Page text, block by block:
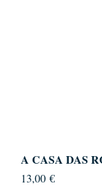
A CASA DAS
13,00 €